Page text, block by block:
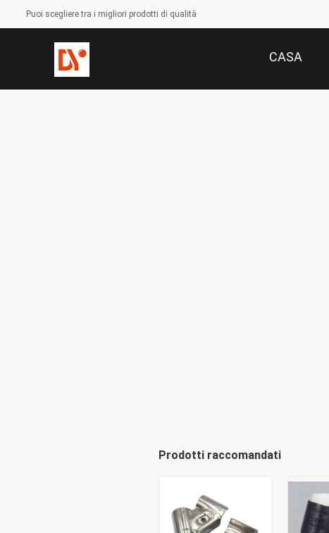
Puoi scegliere tra i migliori prodotti di qualità
CASA
Prodotti raccomandati